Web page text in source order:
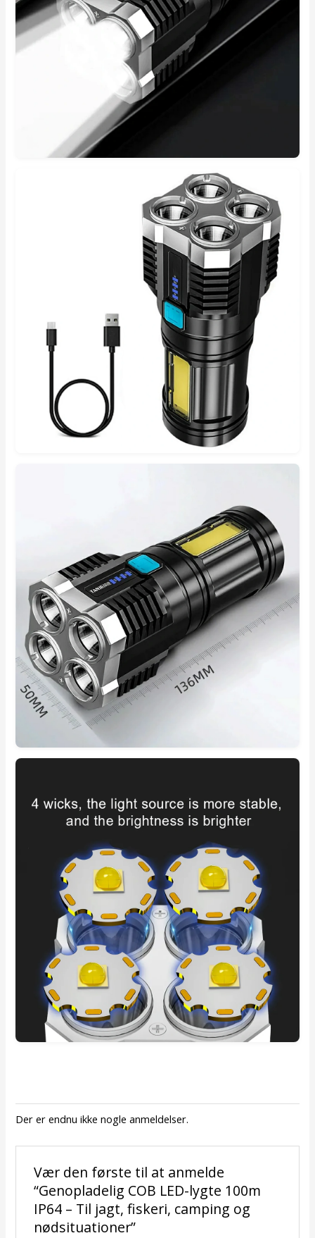
Der er endnu ikke nogle anmeldelser.
Vær den første til at anmelde
“Genopladelig COB LED-lygte 100m
IP64 – Til jagt, fiskeri, camping og
nødsituationer”